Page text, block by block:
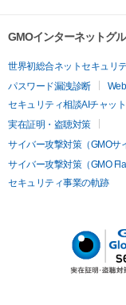
GMOインターネットグ
世界初総合ネットセキュリ
パスワード漏洩診断
セキュリティ相談AIチャッ
実在証明・盗聴対策
サイバー攻撃対策（GMOサ
サイバー攻撃対策（GMO
セキュリティ事業の軌跡